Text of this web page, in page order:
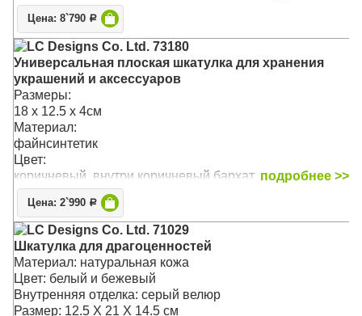
Материал: Искуственная кожа
Размер: 25х18х13,5 см
Цена: 8`790 Р
LC Designs Co. Ltd. 73180
Универсальная плоская шкатулка для хранения
украшений и аксессуаров
Размеры:
18 x 12.5 x 4см
Материал:
файнсинтетик
Цвет:
коричневый, внутри коричневый бархат подробнее >>
Цена: 2`990 Р
LC Designs Co. Ltd. 71029
Шкатулка для драгоценностей
Материал: натуральная кожа
Цвет: белый и бежевый
Внутренняя отделка: серый велюр
Размер: 12.5 X 21 X 14.5 см